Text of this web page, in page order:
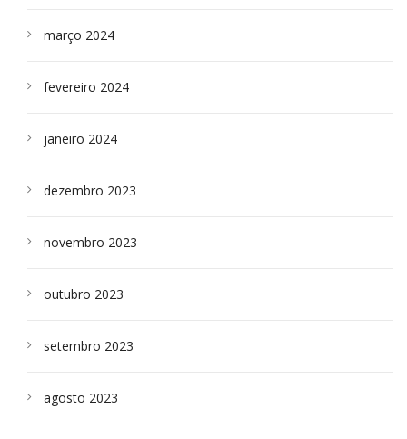
março 2024
fevereiro 2024
janeiro 2024
dezembro 2023
novembro 2023
outubro 2023
setembro 2023
agosto 2023